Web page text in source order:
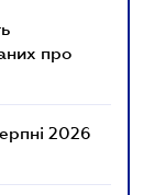
про
2026